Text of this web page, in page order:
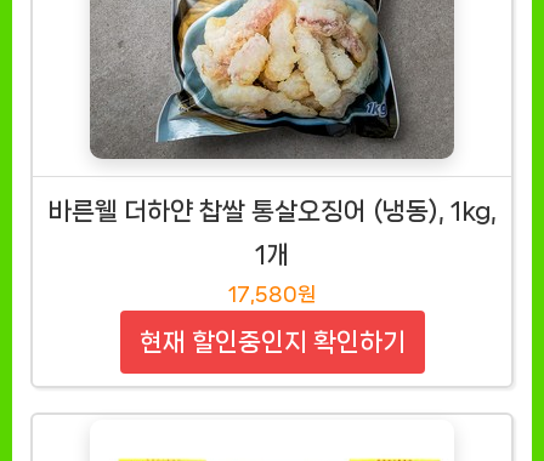
바른웰 더하얀 찹쌀 통살오징어 (냉동), 1kg,
1개
17,580원
현재 할인중인지 확인하기